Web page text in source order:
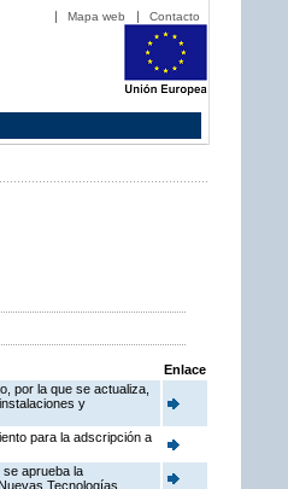
Mapa web Contacto
Enlace
por la que se actualiza,
y
para la adscripción a
se aprueba la
Tecnologías